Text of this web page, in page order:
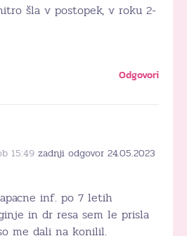
šla v postopek, v roku 2-
Odgovori
15:49 zadnji odgovor 24.05.2023
inf. po 7 letih
in dr resa sem le prisla
me dali na konilil.